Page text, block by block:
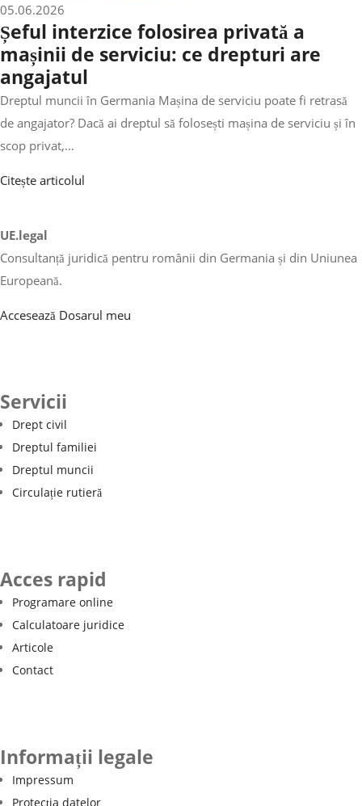
05.06.2026
Șeful interzice folosirea privată a
mașinii de serviciu: ce drepturi are
angajatul
Dreptul muncii în Germania Mașina de serviciu poate fi retrasă
de angajator? Dacă ai dreptul să folosești mașina de serviciu și în
scop privat,…
Citește articolul
UE.legal
Consultanță juridică pentru românii din Germania și din Uniunea
Europeană.
Accesează Dosarul meu
Servicii
Drept civil
Dreptul familiei
Dreptul muncii
Circulație rutieră
Acces rapid
Programare online
Calculatoare juridice
Articole
Contact
Informații legale
Impressum
Protecția datelor